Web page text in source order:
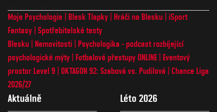
Moje Psychologie Blesk Tlapky Hráči na Blesku
iSport
Fantasy Spotřebitelské testy
Blesku
Nemovitosti
Psychologika - podcast rozbíjející
psychologické mýty
Fotbalové přestupy ONLINE
Eventový
prostor Level 9 OKTAGON 92: Szabová vs. Pudilová
Chance Liga
2026/27
Aktuálně Léto 2026